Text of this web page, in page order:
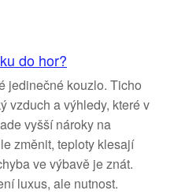
do hor?
jedinečné kouzlo. Ticho
vzduch a výhledy, které v
vyšší nároky na
změnit, teploty klesají
ve výbavě je znát.
luxus, ale nutnost.